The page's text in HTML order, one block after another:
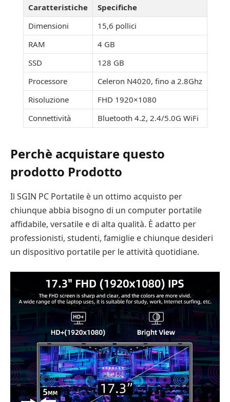
Caratteristiche
Specifiche
Dimensioni
15,6 pollici
RAM
4 GB
SSD
128 GB
Processore
Celeron N4020, fino a 2.8Ghz
Risoluzione
FHD 1920×1080
Connettività
Bluetooth 4.2, 2.4/5.0G WiFi
Perchè acquistare questo
prodotto Prodotto
Il SGIN PC Portatile è un ottimo acquisto per
chiunque abbia bisogno di un computer portatile
affidabile, versatile e di alta qualità. È adatto per
professionisti, studenti, famiglie e chiunque desideri
un dispositivo portatile per le attività quotidiane.